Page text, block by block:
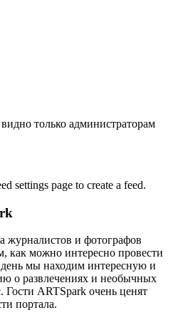
только администраторам
settings page to create a feed.
журналистов и фотографов
как можно интересно провести
мы находим интересную и
о развлечениях и необычных
ARTSpark очень ценят
портала.